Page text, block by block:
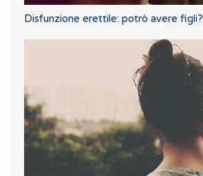
Disfunzione erettile: potrò avere figli?